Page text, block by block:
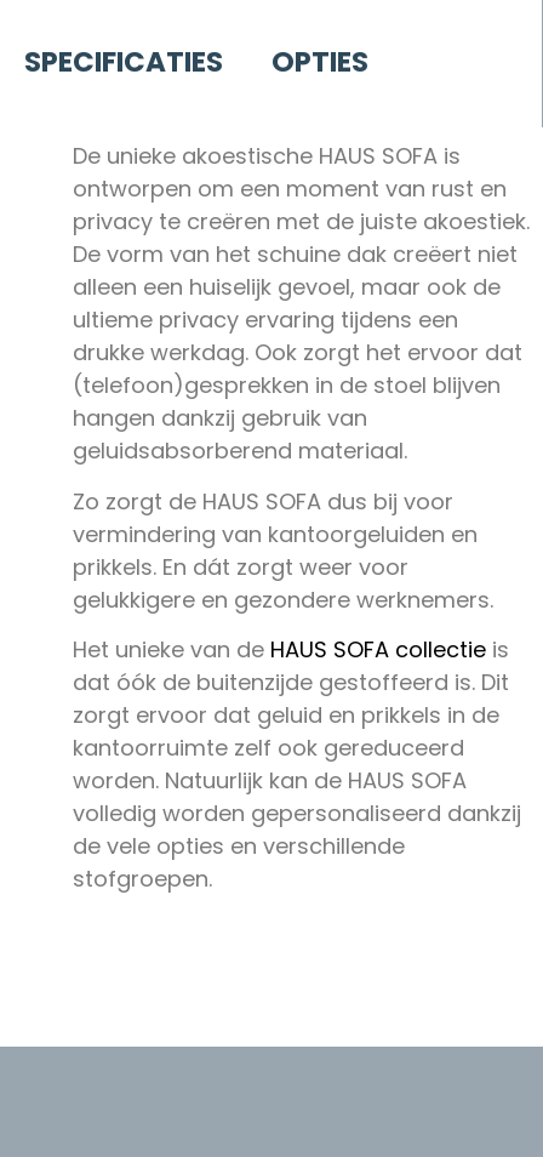
SPECIFICATIES OPTIES
De unieke akoestische HAUS SOFA is
ontworpen om een moment van rust en
privacy te creëren met de juiste akoestiek.
De vorm van het schuine dak creëert niet
alleen een huiselijk gevoel, maar ook de
ultieme privacy ervaring tijdens een
drukke werkdag. Ook zorgt het ervoor dat
(telefoon)gesprekken in de stoel blijven
hangen dankzij gebruik van
geluidsabsorberend materiaal.
Zo zorgt de HAUS SOFA dus bij voor
vermindering van kantoorgeluiden en
prikkels. En dát zorgt weer voor
gelukkigere en gezondere werknemers.
Het unieke van de HAUS SOFA collectie is
dat óók de buitenzijde gestoffeerd is. Dit
zorgt ervoor dat geluid en prikkels in de
kantoorruimte zelf ook gereduceerd
worden. Natuurlijk kan de HAUS SOFA
volledig worden gepersonaliseerd dankzij
de vele opties en verschillende
stofgroepen.